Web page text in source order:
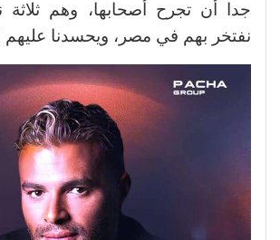
جدا أن تجرح أصحابها، وهم
نفتخر بهم في مصر، ويحسدنا عليهم